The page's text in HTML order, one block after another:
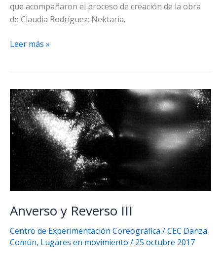
que acompañaron el proceso de creación de la obra
de Claudia Rodríguez: Nektaria.
Nektaria
Leer más »
Anverso y Reverso III
Centro de Experimentación Coreográfica /CEC Danza
Común, Lugares en movimiento / 25 octubre 2017